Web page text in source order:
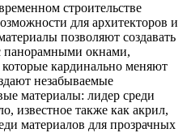
строительстве
для архитекторов и
позволяют создавать
панорамными окнами,
кардинально меняют
незабываемые
материалы: лидер среди
известное также как акрил,
материалов для прозрачных